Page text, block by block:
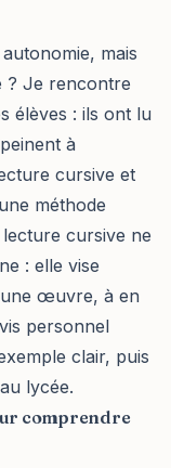
mais
? Je rencontre
élèves : ils ont lu
à
cursive et
méthode
cursive ne
: elle vise
œuvre, à en
personnel
clair, puis
lycée.
comprendre